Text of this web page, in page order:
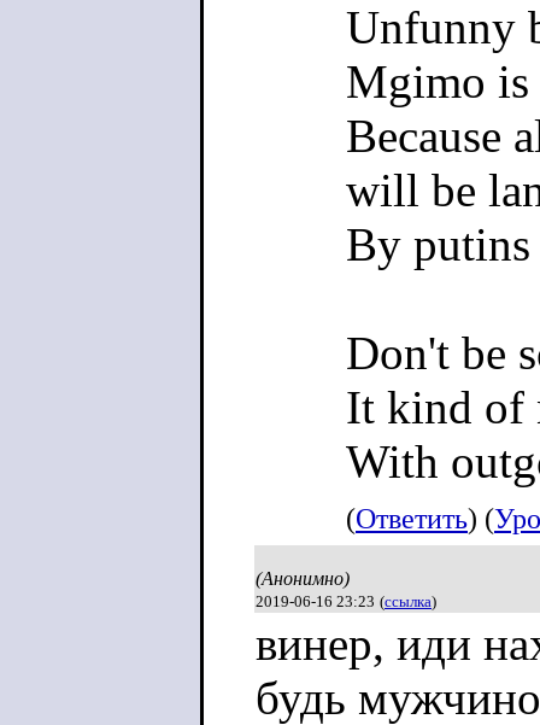
Unfunny
Mgimo is
Because
will be
By
Don't be
It kind of
With
(Ответить) (
(Анонимно)
2019-06-16 23:23 (ссылка)
винер, иди
будь